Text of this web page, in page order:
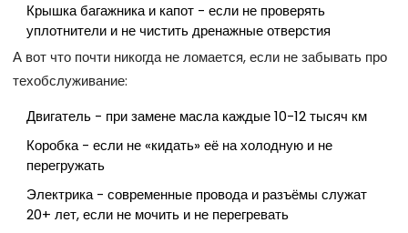
Крышка багажника и капот - если не проверять
уплотнители и не чистить дренажные отверстия
А вот что почти никогда не ломается, если не забывать про
техобслуживание:
Двигатель - при замене масла каждые 10-12 тысяч км
Коробка - если не «кидать» её на холодную и не
перегружать
Электрика - современные провода и разъёмы служат
20+ лет, если не мочить и не перегревать